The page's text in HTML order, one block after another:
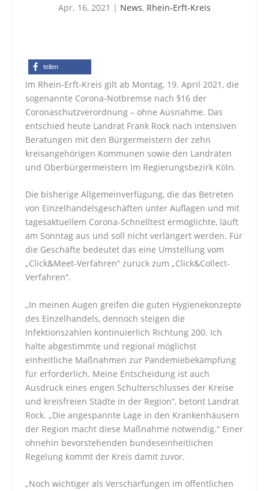
Apr. 16, 2021 | News, Rhein-Erft-Kreis
teilen
Im Rhein-Erft-Kreis gilt ab Montag, 19. April 2021, die
sogenannte Corona-Notbremse nach §16 der
Coronaschutzverordnung – ohne Ausnahme. Das
entschied heute Landrat Frank Rock nach intensiven
Beratungen mit den Bürgermeistern der zehn
kreisangehörigen Kommunen sowie den Landräten
und Oberbürgermeistern im Regierungsbezirk Köln.
Die bisherige Allgemeinverfügung, die das Betreten
von Einzelhandelsgeschäften unter Auflagen und mit
tagesaktuellem Corona-Schnelltest ermöglichte, läuft
am Sonntag aus und soll nicht verlängert werden. Für
die Geschäfte bedeutet das eine Umstellung vom
„Click&Meet-Verfahren“ zurück zum „Click&Collect-
Verfahren“.
„In meinen Augen greifen die guten Hygienekonzepte
des Einzelhandels, dennoch steigen die
Infektionszahlen kontinuierlich Richtung 200. Ich
halte abgestimmte und regional möglichst
einheitliche Maßnahmen zur Pandemiebekämpfung
für erforderlich. Meine Entscheidung ist auch
Ausdruck eines engen Schulterschlusses der Kreise
und kreisfreien Städte in der Region“, betont Landrat
Rock. „Die angespannte Lage in den Krankenhäusern
der Region macht diese Maßnahme notwendig.“ Einer
ohnehin bevorstehenden bundeseinheitlichen
Regelung kommt der Kreis damit zuvor.
„Noch wichtiger als Verschärfungen im öffentlichen